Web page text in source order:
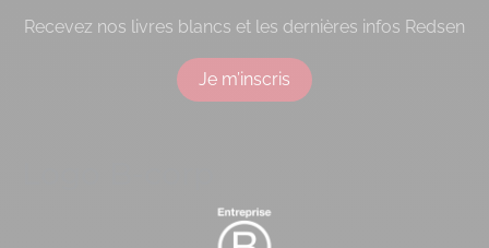
Recevez nos livres blancs et les dernières infos Redsen
Je m’inscris